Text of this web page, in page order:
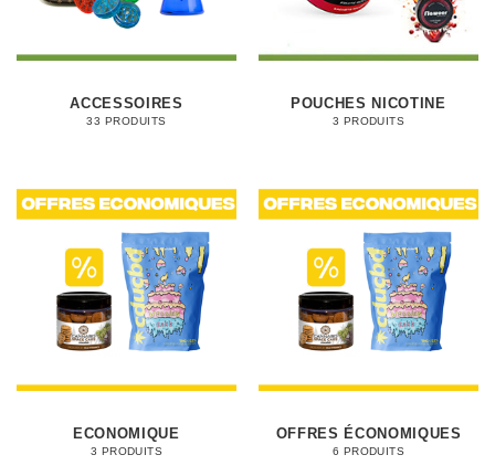
ACCESSOIRES
33 PRODUITS
POUCHES NICOTINE
3 PRODUITS
ECONOMIQUE
3 PRODUITS
OFFRES ÉCONOMIQUES
6 PRODUITS